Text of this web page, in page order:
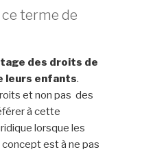
terme de
des droits de
leurs enfants.
et non pas des
à cette
lorsque les
est à ne pas